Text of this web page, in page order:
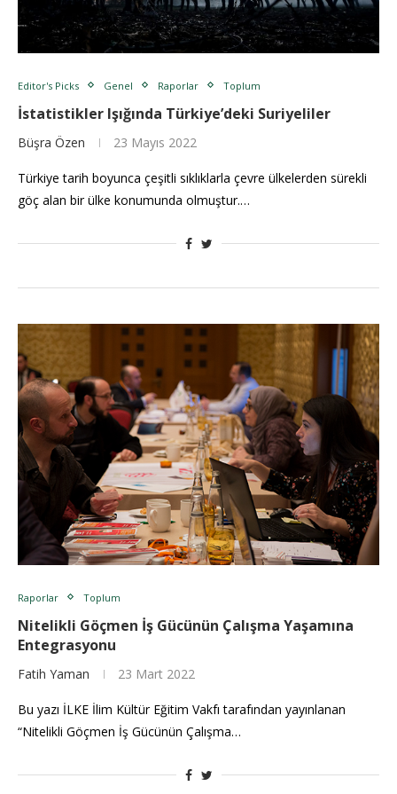
Editor's Picks Genel Raporlar Toplum
İstatistikler Işığında Türkiye’deki Suriyeliler
Büşra Özen 23 Mayıs 2022
Türkiye tarih boyunca çeşitli sıklıklarla çevre ülkelerden sürekli
göç alan bir ülke konumunda olmuştur.…
Raporlar Toplum
Nitelikli Göçmen İş Gücünün Çalışma Yaşamına
Entegrasyonu
Fatih Yaman 23 Mart 2022
Bu yazı İLKE İlim Kültür Eğitim Vakfı tarafından yayınlanan
“Nitelikli Göçmen İş Gücünün Çalışma…